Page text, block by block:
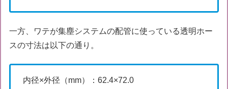
一方、ワテが集塵システムの配管に使っている透明ホー
スの寸法は以下の通り。
内径×外径（mm）：62.4×72.0